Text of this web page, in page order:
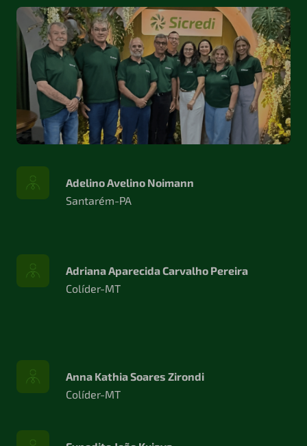
Adelino Avelino Noimann
Santarém-PA
Adriana Aparecida Carvalho Pereira
Colíder-MT
Anna KathiaSoares Zirondi
Colíder-MT